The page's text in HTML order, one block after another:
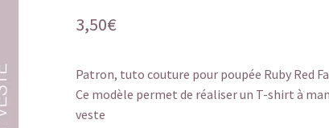
3,50€
Patron, tuto couture pour poupée Ruby Red
Ce modèle permet de réaliser un T-shirt à
veste